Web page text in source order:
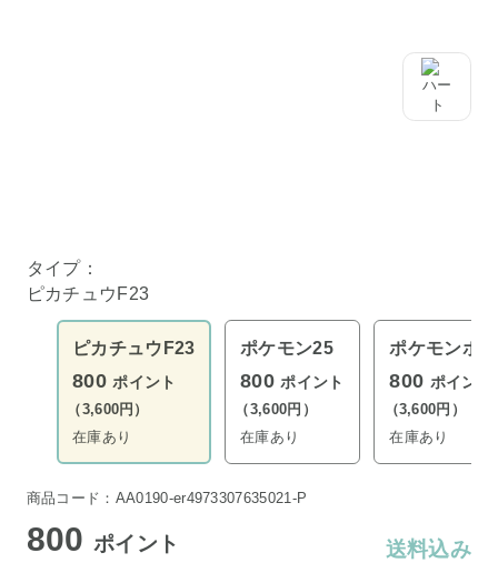
タイプ：
ピカチュウF23
ピカチュウF23
800 ポイント
（3,600円）
在庫あり
ポケモン25
800 ポイント
（3,600円）
在庫あり
ポケモンポ
800 ポイント
（3,600円）
在庫あり
商品コード：AA0190-er4973307635021-P
800ポイント 送料込み